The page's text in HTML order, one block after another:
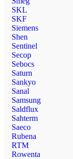
SKL
SKF
Siemens
Shen
Sentinel
Secop
Sebocs
Saturn
Sankyo
Sanal
Samsung
Saldflux
Sahterm
Saeco
Rubena
RTM
Rowenta